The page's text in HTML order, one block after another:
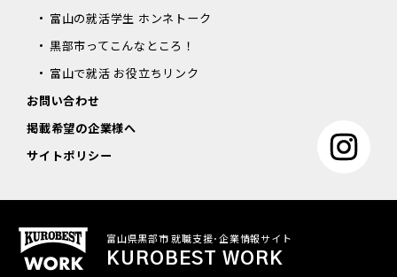
富山の就活学生 ホンネトーク
黒部市ってこんなところ！
富山で就活 お役立ちリンク
お問い合わせ
掲載希望の企業様へ
サイトポリシー
富山県黒部市 就職支援･企業情報サイト
KUROBEST WORK